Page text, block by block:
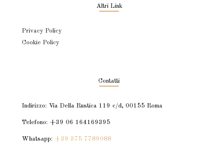
Altri Link
Privacy Policy
Cookie Policy
Contatti
Indirizzo: Via Della Rustica 119 c/d, 00155 Roma
Telefono: +39 06 164169395
Whatsapp: +39 375 7789088